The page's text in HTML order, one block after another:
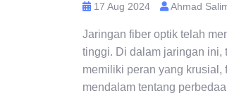
17 Aug 2024 Ahmad
Jaringan fiber optik telah
tinggi. Di dalam jaringan ini,
memiliki peran yang krusial,
mendalam tentang